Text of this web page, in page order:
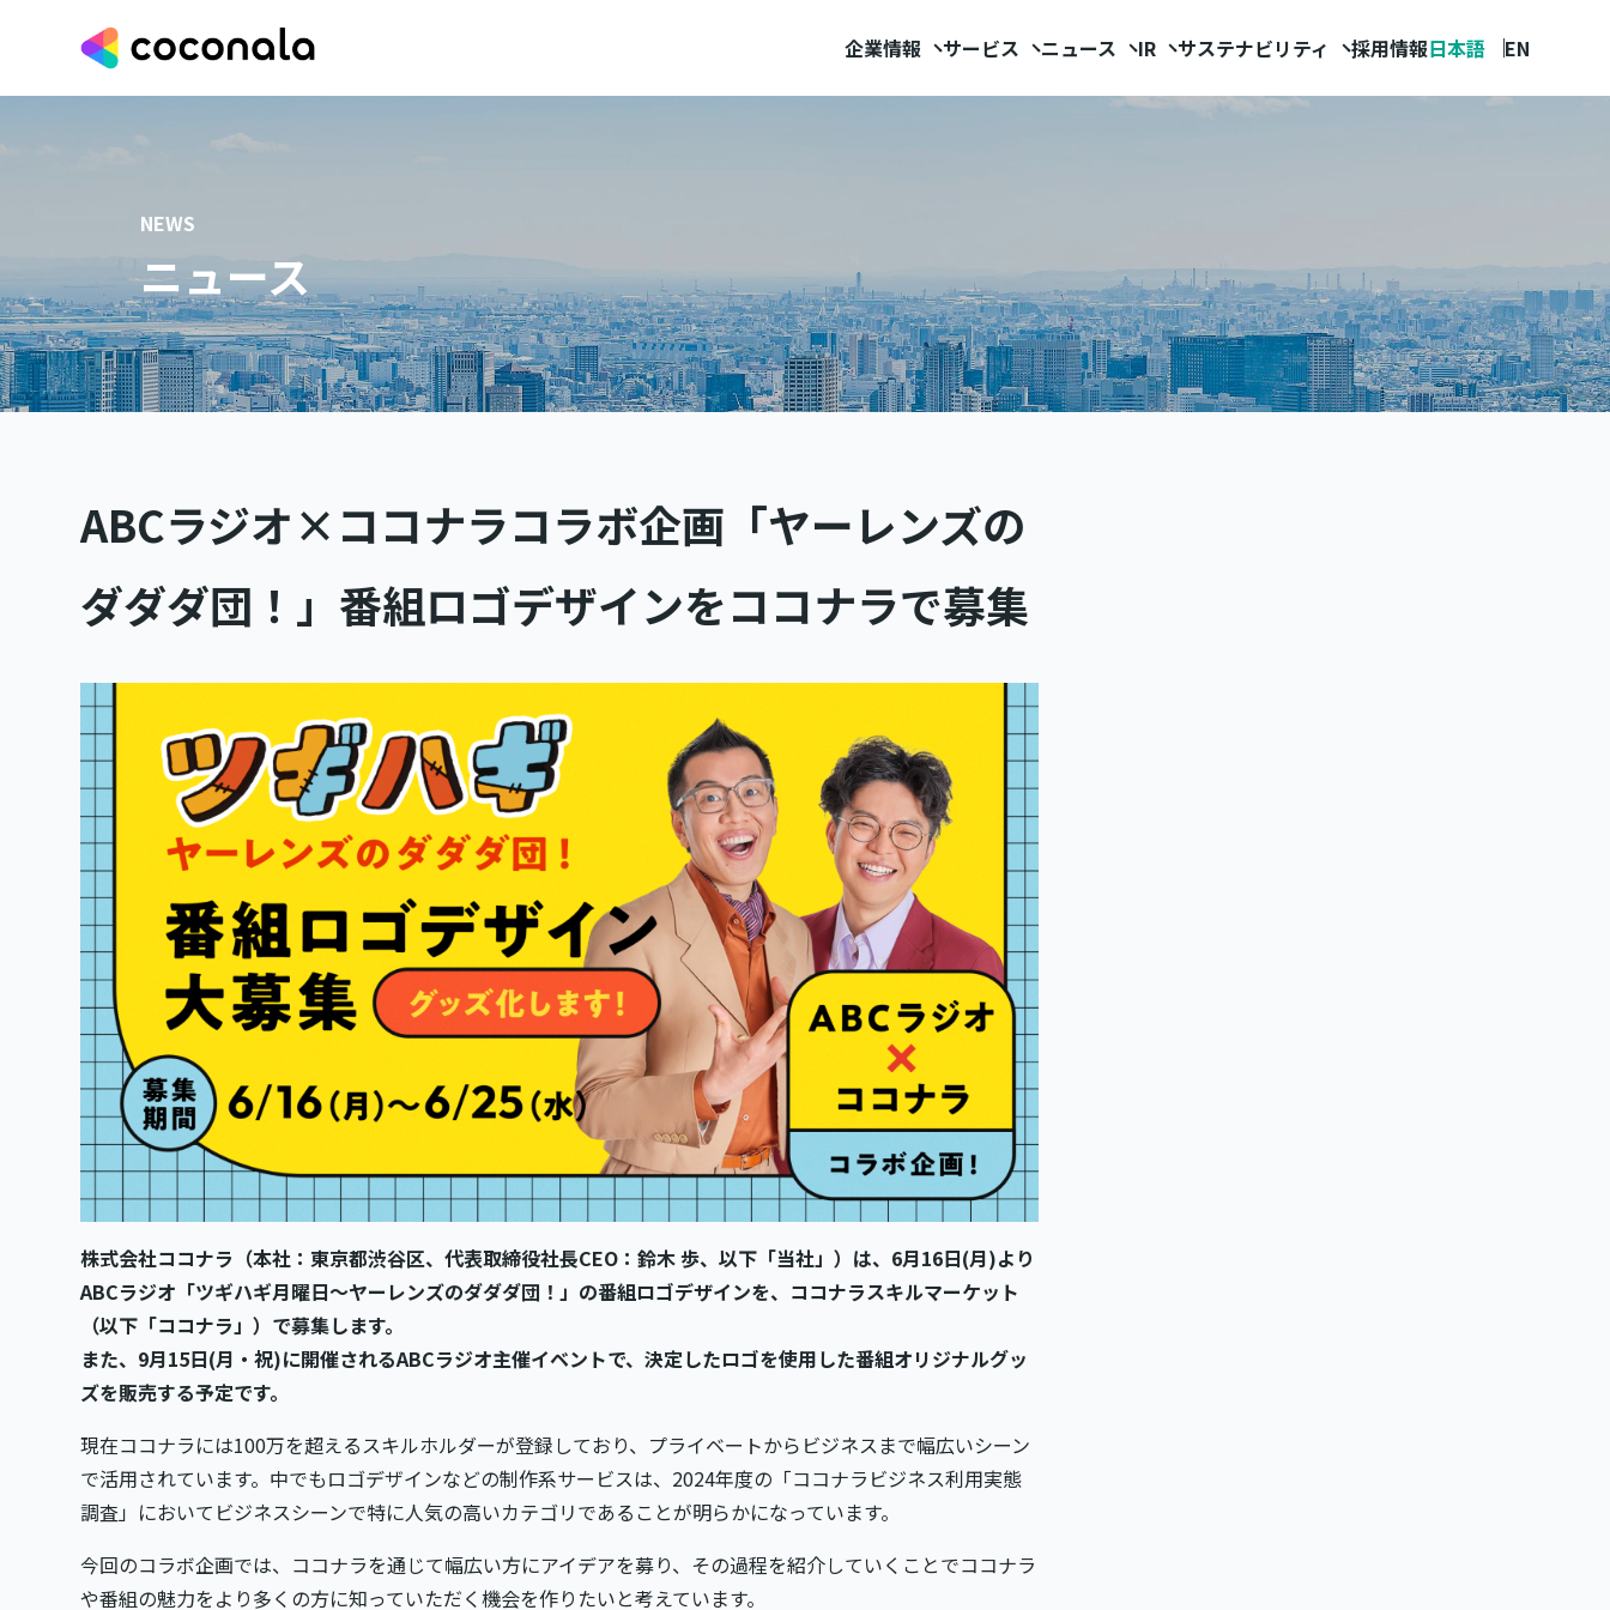
企業情報 サービス ニュース IR サステナビリティ 採用情報日本語 EN
NEWS
ニュース
ABCラジオ×ココナラコラボ企画「ヤーレンズの
ダダダ団！」番組ロゴデザインをココナラで募集
株式会社ココナラ（本社：東京都渋谷区、代表取締役社長CEO：鈴木 歩、以下「当社」）は、6月16日(月)より
ABCラジオ「ツギハギ月曜日〜ヤーレンズのダダダ団！」の番組ロゴデザインを、ココナラスキルマーケット
（以下「ココナラ」）で募集します。
また、9月15日(月・祝)に開催されるABCラジオ主催イベントで、決定したロゴを使用した番組オリジナルグッ
ズを販売する予定です。
現在ココナラには100万を超えるスキルホルダーが登録しており、プライベートからビジネスまで幅広いシーン
で活用されています。中でもロゴデザインなどの制作系サービスは、2024年度の「ココナラビジネス利用実態
調査」においてビジネスシーンで特に人気の高いカテゴリであることが明らかになっています。
今回のコラボ企画では、ココナラを通じて幅広い方にアイデアを募り、その過程を紹介していくことでココナラ
や番組の魅力をより多くの方に知っていただく機会を作りたいと考えています。